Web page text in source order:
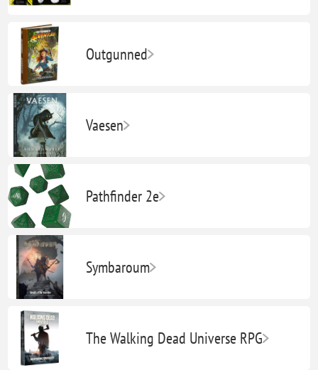
Outgunned
Vaesen
Pathfinder 2e
Symbaroum
The Walking Dead Universe RPG